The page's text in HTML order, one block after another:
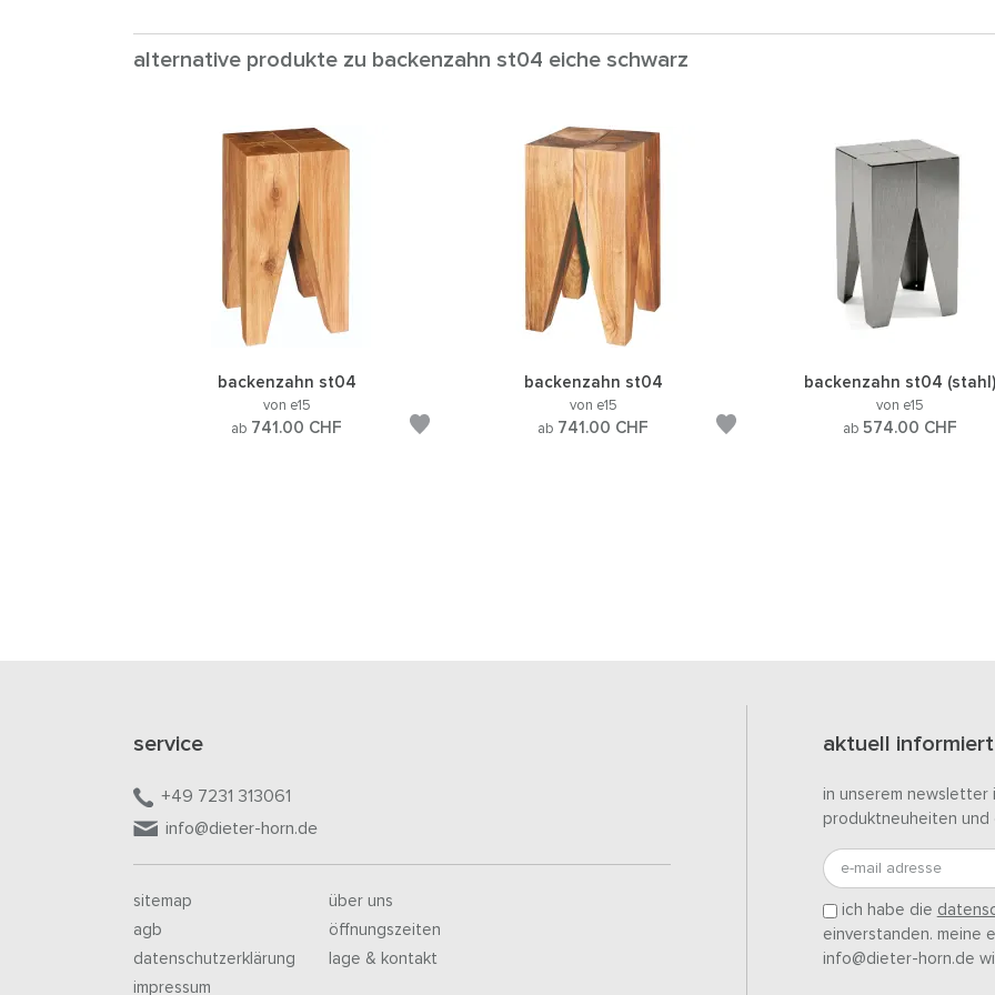
alternative produkte zu backenzahn st04 eiche schwarz
backenzahn st04
von e15
ab 741.00 CHF
backenzahn st04
von e15
ab 741.00 CHF
backenzahn st04 (stahl)
von e15
ab 574.00 CHF
service
+49 7231 313061
info@dieter-horn.de
sitemap
agb
datenschutzerklärung
impressum
über uns
öffnungszeiten
lage & kontakt
aktuell informiert
in unserem newsletter
produktneuheiten und
e-mail adresse
ich habe die
einverstanden. meine
info@dieter-horn.de